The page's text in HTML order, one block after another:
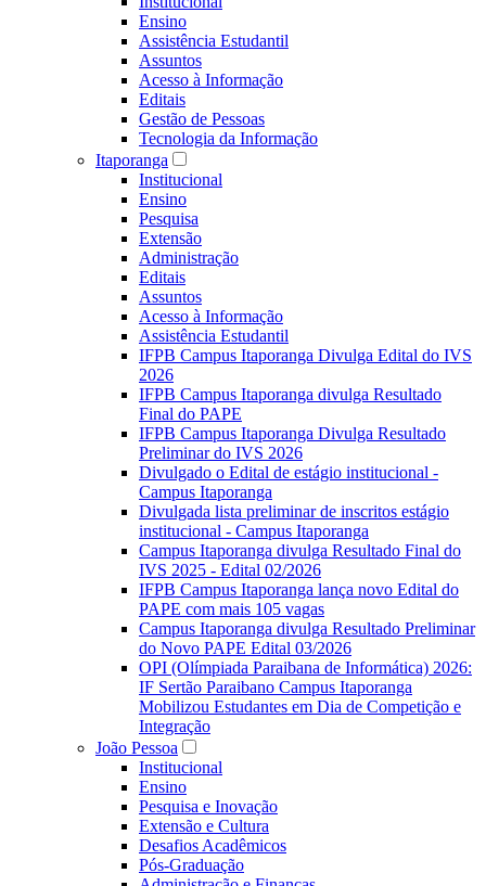
Ensino
Assistência Estudantil
Assuntos
Acesso à Informação
Editais
Gestão de Pessoas
Tecnologia da Informação
Itaporanga
Institucional
Ensino
Pesquisa
Extensão
Administração
Editais
Assuntos
Acesso à Informação
Assistência Estudantil
IFPB Campus Itaporanga Divulga Edital do IVS
2026
IFPB Campus Itaporanga divulga Resultado
Final do PAPE
IFPB Campus Itaporanga Divulga Resultado
Preliminar do IVS 2026
Divulgado o Edital de estágio institucional -
Campus Itaporanga
Divulgada lista preliminar de inscritos estágio
institucional - Campus Itaporanga
Campus Itaporanga divulga Resultado Final do
IVS 2025 - Edital 02/2026
IFPB Campus Itaporanga lança novo Edital do
PAPE com mais 105 vagas
Campus Itaporanga divulga Resultado Preliminar
do Novo PAPE Edital 03/2026
OPI (Olímpiada Paraibana de Informática) 2026:
IF Sertão Paraibano Campus Itaporanga
Mobilizou Estudantes em Dia de Competição e
Integração
João Pessoa
Institucional
Ensino
Pesquisa e Inovação
Extensão e Cultura
Desafios Acadêmicos
Pós-Graduação